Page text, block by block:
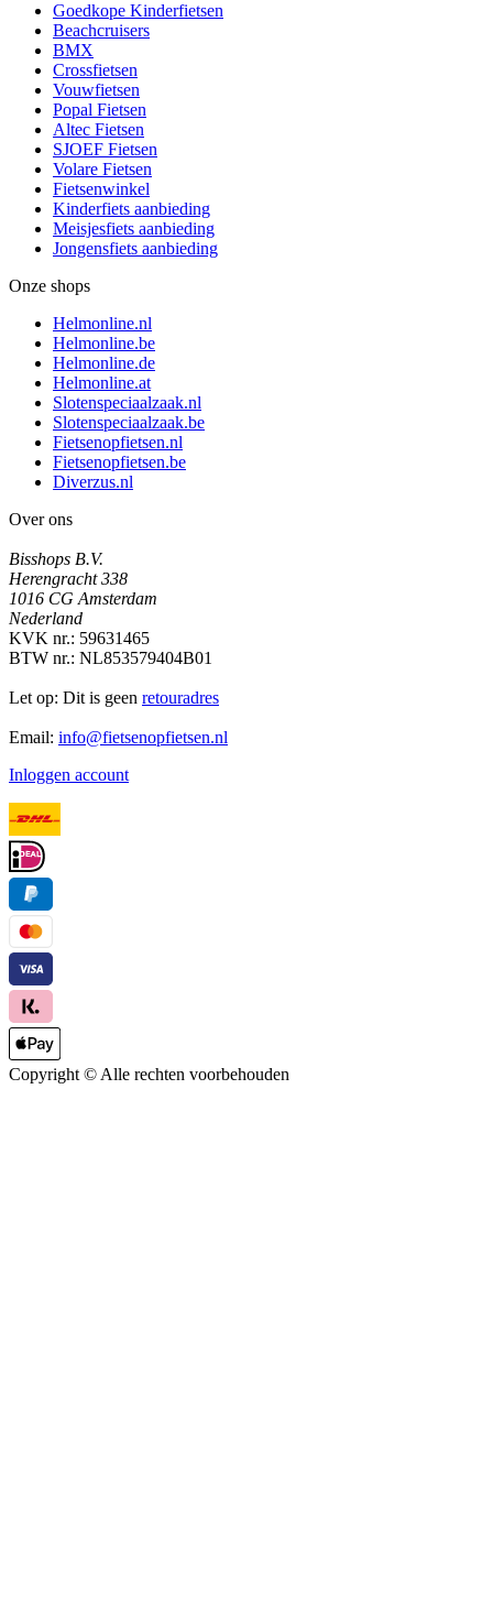
Goedkope Kinderfietsen
Beachcruisers
BMX
Crossfietsen
Vouwfietsen
Popal Fietsen
Altec Fietsen
SJOEF Fietsen
Volare Fietsen
Fietsenwinkel
Kinderfiets aanbieding
Meisjesfiets aanbieding
Jongensfiets aanbieding
Onze shops
Helmonline.nl
Helmonline.be
Helmonline.de
Helmonline.at
Slotenspeciaalzaak.nl
Slotenspeciaalzaak.be
Fietsenopfietsen.nl
Fietsenopfietsen.be
Diverzus.nl
Over ons
Bisshops B.V.
Herengracht 338
1016 CG Amsterdam
Nederland
KVK nr.: 59631465
BTW nr.: NL853579404B01
Let op: Dit is geen retouradres
Email: info@fietsenopfietsen.nl
Inloggen account
Copyright © Alle rechten voorbehouden